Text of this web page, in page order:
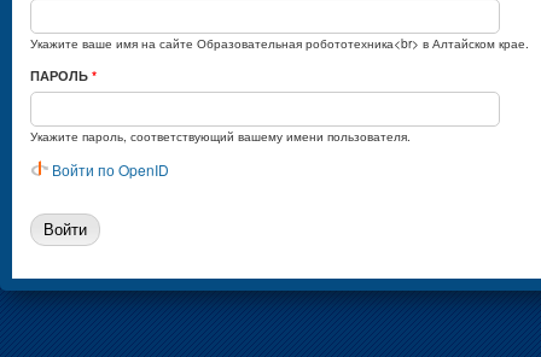
Укажите ваше имя на сайте Образовательная робототехника<br> в Алтайском крае.
ПАРОЛЬ *
Укажите пароль, соответствующий вашему имени пользователя.
Войти по OpenID